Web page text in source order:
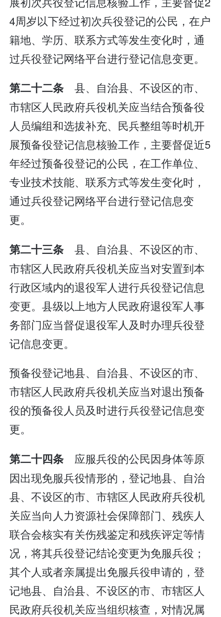
4周岁以下经过初次兵役登记的公民，在户
籍地、学历、联系方式等发生变化时，通
过兵役登记网络平台进行登记信息变更。
第二十二条 县、自治县、不设区的市、
市辖区人民政府兵役机关应当结合预备役
人员编组和选拔补充、民兵整组等时机开
展预备役登记信息核验工作，主要督促近5
年经过预备役登记的公民，在工作单位、
专业技术技能、联系方式等发生变化时，
通过兵役登记网络平台进行登记信息变
更。
第二十三条 县、自治县、不设区的市、
市辖区人民政府兵役机关应当对安置到本
行政区域内的退役军人进行兵役登记信息
变更。县级以上地方人民政府退役军人事
务部门应当督促退役军人及时办理兵役登
记信息变更。
预备役登记地县、自治县、不设区的市、
市辖区人民政府兵役机关应当对退出预备
役的预备役人员及时进行兵役登记信息变
更。
第二十四条 应服兵役的公民因身体等原
因出现免服兵役情形的，登记地县、自治
县、不设区的市、市辖区人民政府兵役机
关应当向人力资源社会保障部门、残疾人
联合会核实有关伤残鉴定和残疾评定等情
况，将其兵役登记结论变更为免服兵役；
其个人或者亲属提出免服兵役申请的，登
记地县、自治县、不设区的市、市辖区人
民政府兵役机关应当组织核查，对情况属